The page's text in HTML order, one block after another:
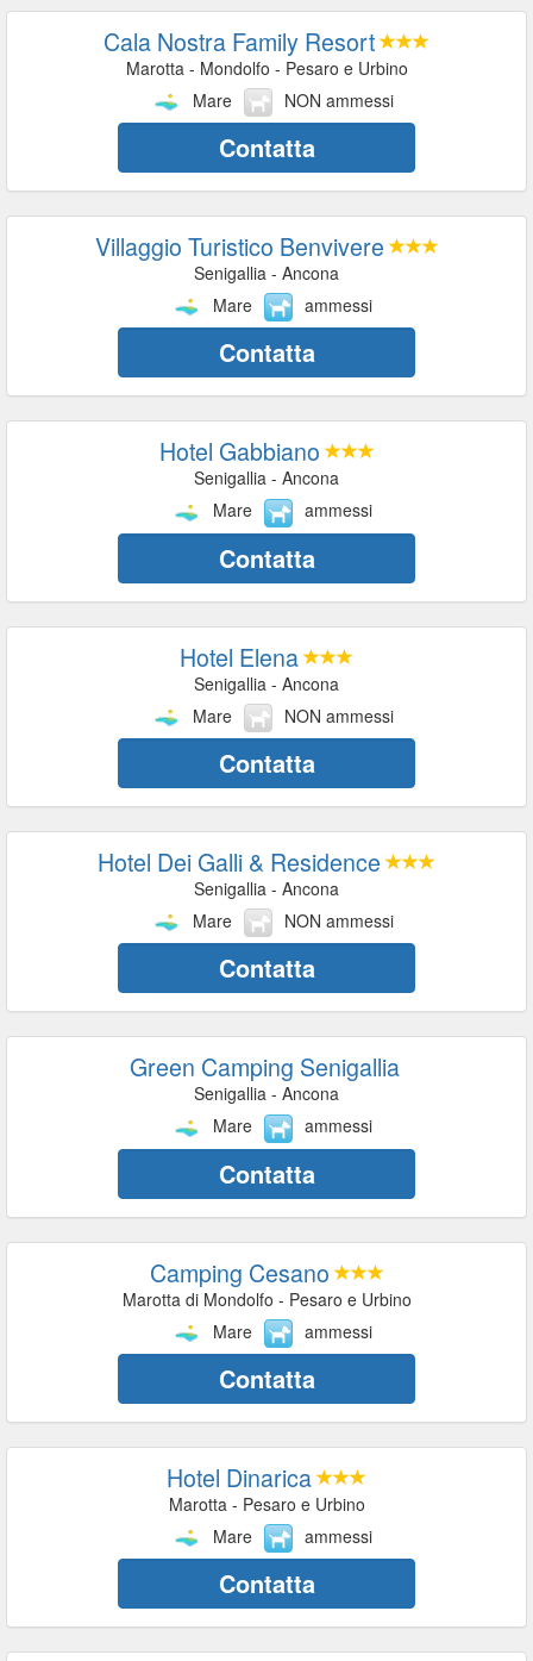
Cala Nostra Family Resort
Marotta - Mondolfo - Pesaro e Urbino
Mare
NON ammessi
Contatta
Villaggio Turistico Benvivere
Senigallia - Ancona
Mare
ammessi
Contatta
Hotel Gabbiano
Senigallia - Ancona
Mare
ammessi
Contatta
Hotel Elena
Senigallia - Ancona
Mare
NON ammessi
Contatta
Hotel Dei Galli & Residence
Senigallia - Ancona
Mare
NON ammessi
Contatta
Green Camping Senigallia
Senigallia - Ancona
Mare
ammessi
Contatta
Camping Cesano
Marotta di Mondolfo - Pesaro e Urbino
Mare
ammessi
Contatta
Hotel Dinarica
Marotta - Pesaro e Urbino
Mare
ammessi
Contatta